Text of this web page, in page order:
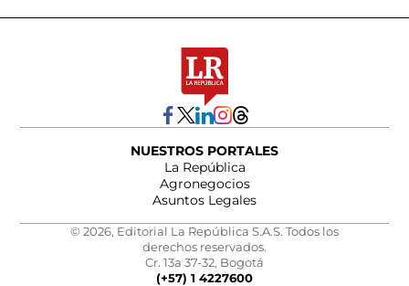
NUESTROS PORTALES
La República
Agronegocios
Asuntos Legales
© 2026, Editorial La República S.A.S. Todos los
derechos reservados.
Cr. 13a 37-32, Bogotá
(+57) 1 4227600